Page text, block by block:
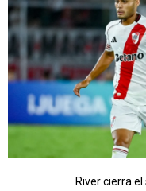
River cierra